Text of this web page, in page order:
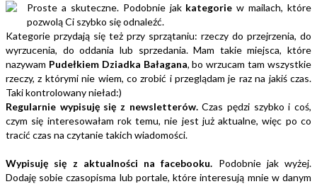
Proste a skuteczne. Podobnie jak kategorie w mailach, które
pozwolą Ci szybko się odnaleźć.
Kategorie przydają się też przy sprzątaniu: rzeczy do przejrzenia, do
wyrzucenia, do oddania lub sprzedania. Mam takie miejsca, które
nazywam Pudełkiem Dziadka Bałagana, bo wrzucam tam wszystkie
rzeczy, z którymi nie wiem, co zrobić i przeglądam je raz na jakiś czas.
Taki kontrolowany nieład:)
Regularnie wypisuję się z newsletterów.Czas pędzi szybko i coś,
czym się interesowałam rok temu, nie jest już aktualne, więc po co
tracić czas na czytanie takich wiadomości.
Wypisuję się z aktualności na facebooku. Podobnie jak wyżej.
Dodaję sobie czasopisma lub portale, które interesują mnie w danym